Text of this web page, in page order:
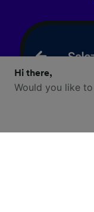
Hi there,
Would you like